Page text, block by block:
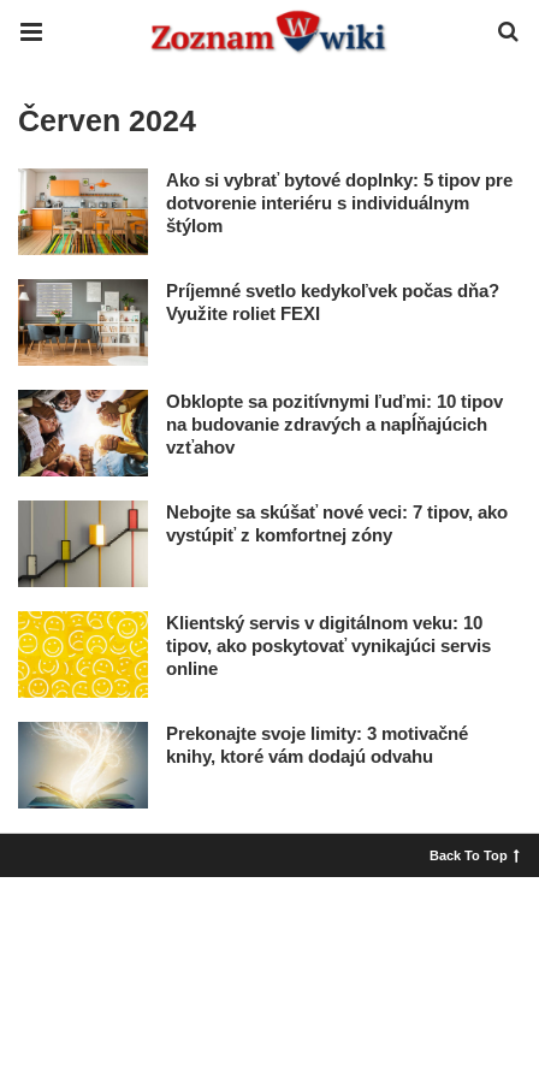
Červen 2024
Ako si vybrať bytové doplnky: 5 tipov pre
dotvorenie interiéru s individuálnym
štýlom
Príjemné svetlo kedykoľvek počas dňa?
Využite roliet FEXI
Obklopte sa pozitívnymi ľuďmi: 10 tipov
na budovanie zdravých a napĺňajúcich
vzťahov
Nebojte sa skúšať nové veci: 7 tipov, ako
vystúpiť z komfortnej zóny
Klientský servis v digitálnom veku: 10
tipov, ako poskytovať vynikajúci servis
online
Prekonajte svoje limity: 3 motivačné
knihy, ktoré vám dodajú odvahu
Back To Top